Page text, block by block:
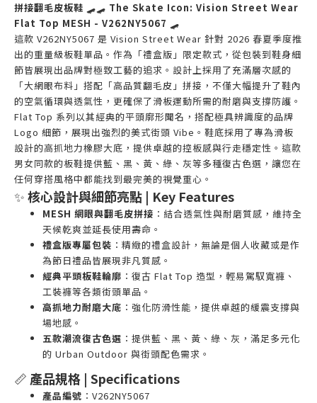
拼接翻毛皮板鞋 🛹🛹 The Skate Icon: Vision Street Wear
Flat Top MESH - V262NY5067 🛹
這款 V262NY5067 是 Vision Street Wear 針對 2026 春夏季度推
出的重量級板鞋單品。作為「禮盒版」限定款式，從包裝到鞋身細
節皆展現出品牌對極致工藝的追求。設計上採用了充滿層次感的
「大網眼布料」搭配「高品質翻毛皮」拼接，不僅大幅提升了鞋內
的空氣循環與透氣性，更確保了滑板運動所需的耐磨與支撐防護。
Flat Top 系列以其經典的平頭廓形聞名，搭配極具辨識度的品牌
Logo 細節，展現出強烈的美式街頭 Vibe。鞋底採用了專為滑板
設計的高抓地力橡膠大底，提供卓越的控板感與行走穩定性。這款
男女同款的板鞋提供藍、黑、黃、綠、灰等多種復古色選，讓您在
任何穿搭風格中都能找到最完美的視覺重心。
✨核心設計與細節亮點 | Key Features
MESH 網眼與翻毛皮拼接 ：結合透氣性與耐磨質感，維持全
天候乾爽並延長使用壽命。
禮盒版專屬包裝 ：精緻的禮盒設計，無論是個人收藏或是作
為節日禮品皆展現非凡質感。
經典平頭板鞋輪廓 ：復古 Flat Top 造型，輕易駕馭寬褲、
工裝褲等各類街頭單品。
高抓地力耐磨大底 ：強化防滑性能，提供卓越的緩震支撐與
場地感。
五款潮流復古色選 ：提供藍、黑、黃、綠、灰，滿足多元化
的 Urban Outdoor 與街頭配色需求。
📏 產品規格 | Specifications
產品編號 ：V262NY5067